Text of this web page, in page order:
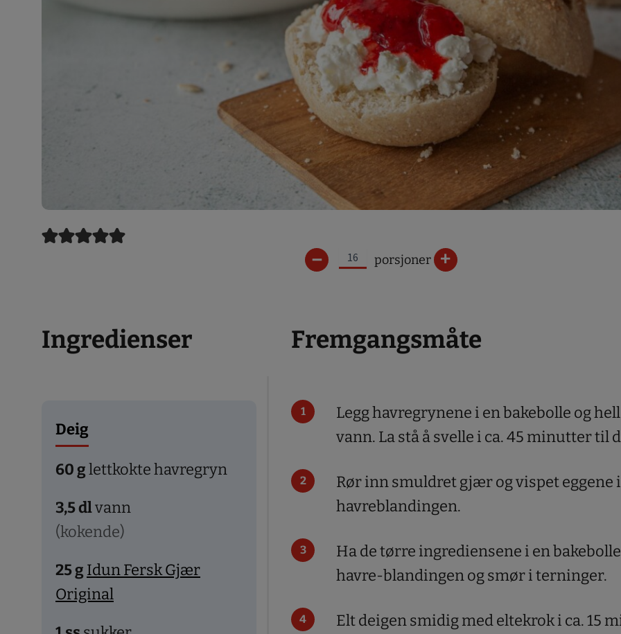
porsjoner
– +
Ingredienser
Deig
60glettkokte havregryn
3,5dlvann
(kokende)
25g Idun Fersk Gjær
Original
Fremgangsmåte
Legg havregrynene i en bakebolle og
vann. La stå å svelle i ca. 45 minutter til
Rør inn smuldret gjær og vispet eggene
havreblandingen.
Ha de tørre ingrediensene i en
havre-blandingen og smør i terninger.
Elt deigen smidig med eltekrok i ca. 15